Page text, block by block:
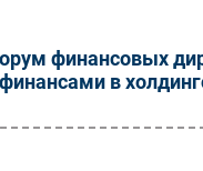
ПОфинансовых
в